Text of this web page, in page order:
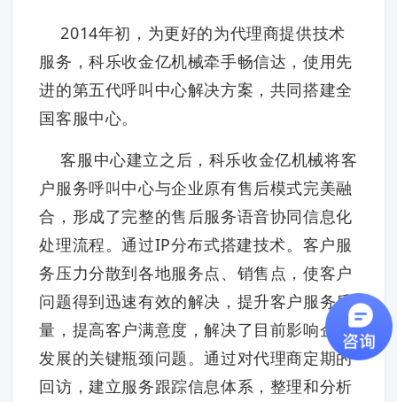
2014年初，为更好的为代理商提供技术
服务，科乐收金亿机械牵手畅信达，使用先
进的第五代呼叫中心解决方案，共同搭建全
国客服中心。
客服中心建立之后，科乐收金亿机械将客
户服务呼叫中心与企业原有售后模式完美融
合，形成了完整的售后服务语音协同信息化
处理流程。通过IP分布式搭建技术。客户服
务压力分散到各地服务点、销售点，使客户
问题得到迅速有效的解决，提升客户服务质
量，提高客户满意度，解决了目前影响企业
发展的关键瓶颈问题。通过对代理商定期的
回访，建立服务跟踪信息体系，整理和分析